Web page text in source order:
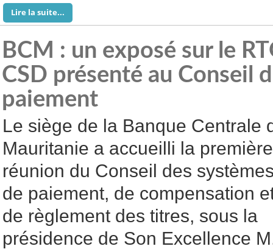
Lire la suite...
BCM : un exposé sur le
CSD présenté au Conseil
paiement
Le siège de la Banque Centrale
Mauritanie a accueilli la première
réunion du Conseil des
de paiement, de compensation
de règlement des titres, sous la
présidence de Son Excellence